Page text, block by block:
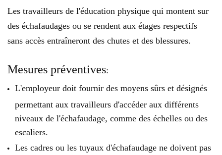
Les travailleurs de l'éducation physique qui montent sur
des échafaudages ou se rendent aux étages respectifs
sans accès entraîneront des chutes et des blessures.
Mesures préventives:
L'employeur doit fournir des moyens sûrs et désignés
permettant aux travailleurs d'accéder aux différents
niveaux de l'échafaudage, comme des échelles ou des
escaliers.
Les cadres ou les tuyaux d'échafaudage ne doivent pas